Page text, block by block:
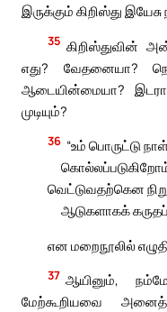
இருக்கும் கிறிஸ்து
35 கிறிஸ்துவின்
எது? வேதனையா?
ஆடையின்மையா?
முடியும்?
36 “உம் பொருட்டு
வெட்டுவதற்கென
ஆடுகளாகக்
என மறைநூலில்
37 ஆயினும்,
மேற்கூறியவை